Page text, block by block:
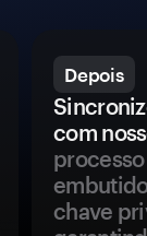
Depois
com
chave